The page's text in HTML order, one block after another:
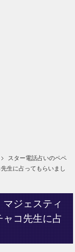
スター電話占いのペペ
生に占ってもらいまし
マジェスティ
ャコ先生に占